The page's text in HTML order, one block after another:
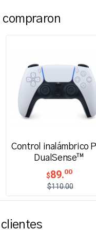
compraron
Control inalámbrico
DualSense™
$89.00
$110.00